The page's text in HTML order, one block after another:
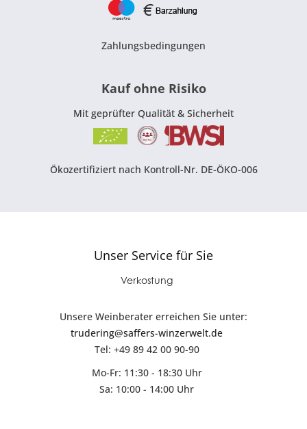
Zahlungsbedingungen
Kauf ohne Risiko
Mit geprüfter Qualität & Sicherheit
Ökozertifiziert nach Kontroll-Nr. DE-ÖKO-006
Unser Service für Sie
Verkostung
Unsere Weinberater erreichen Sie unter:
trudering@saffers-winzerwelt.de
Tel: +49 89 42 00 90-90
Mo-Fr: 11:30 - 18:30 Uhr
Sa: 10:00 - 14:00 Uhr